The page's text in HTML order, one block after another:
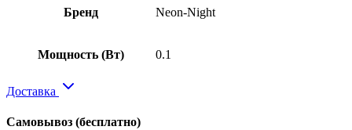
Бренд Neon-Night
Мощность (Вт) 0.1
Доставка
Самовывоз (бесплатно)